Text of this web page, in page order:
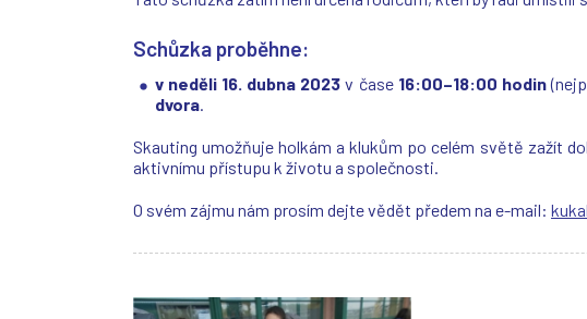
Schůzka proběhne:
v neděli 16. dubna 2023 v čase 16:00–18:00 hodin
dvora
Skauting umožňuje holkám a klukům po celém světě zažít
aktivnímu přístupu k životu a společnosti.
O svém zájmu nám prosím dejte vědět předem na e-mail: